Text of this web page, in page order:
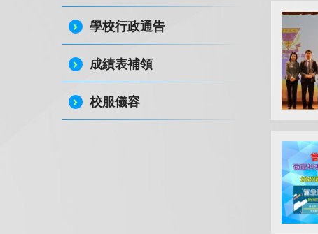
學校行政通告
成績表補領
校服儀容